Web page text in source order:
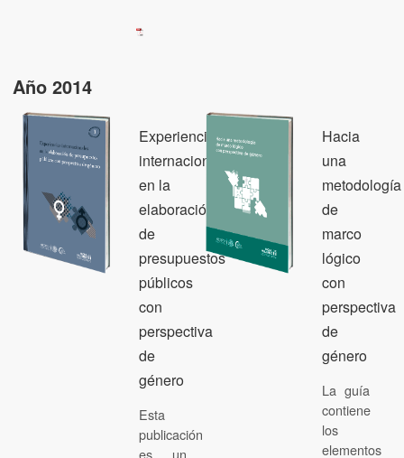
Año 2014
Experiencias
internacionales
en la
elaboración
de
presupuestos
públicos
con
perspectiva
de
género
Esta
publicación
es un
Hacia
una
metodología
de
marco
lógico
con
perspectiva
de
género
La guía
contiene
los
elementos